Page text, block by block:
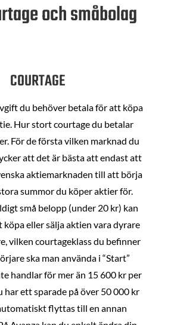
och småbolag
COURTAGE
du behöver betala för att köpa
Hur stort courtage du betalar
För de första vilken marknad du
att det är bästa att endast att
aktiemarknaden till att börja
summor du köper aktier för.
små belopp (under 20 kr) kan
eller sälja aktien vara dyrare
vilken courtageklass du befinner
ska man använda i “Start”
handlar för mer än 15 600 kr per
har ett sparade på över 50 000 kr
flyttas till en annan